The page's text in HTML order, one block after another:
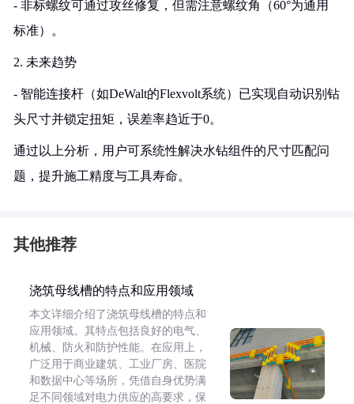
- 非标螺纹可通过攻丝修复，但需注意螺纹角（60°为通用
标准）。
2. 未来趋势
- 智能连接杆（如DeWalt的Flexvolt系统）已实现自动识别钻
头尺寸并锁定扭矩，误差率趋近于0。
通过以上分析，用户可系统性解决水钻组件的尺寸匹配问
题，提升施工精度与工具寿命。
其他推荐
浇筑母线槽的特点和应用领域
本文详细介绍了浇筑母线槽的特点和
应用领域。其特点包括良好的电气、
机械、防火和防护性能。在应用上，
广泛用于商业建筑、工业厂房、医院
和数据中心等场所，凭借自身优势满
足不同领域对电力供应的高要求，保